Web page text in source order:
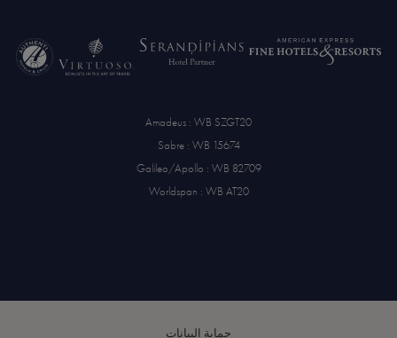
Amadeus : WB SZGT20
Sabre : WB 15674
Galileo/Apollo : WB 82709
Worldspan : WB AT20
حماية البيانات